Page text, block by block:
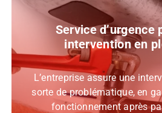
toute
un bon
Qu’il s’agisse
et chaudière, de
rénovation, notre